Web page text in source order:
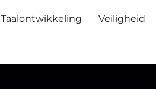
Taalontwikkeling Veiligheid